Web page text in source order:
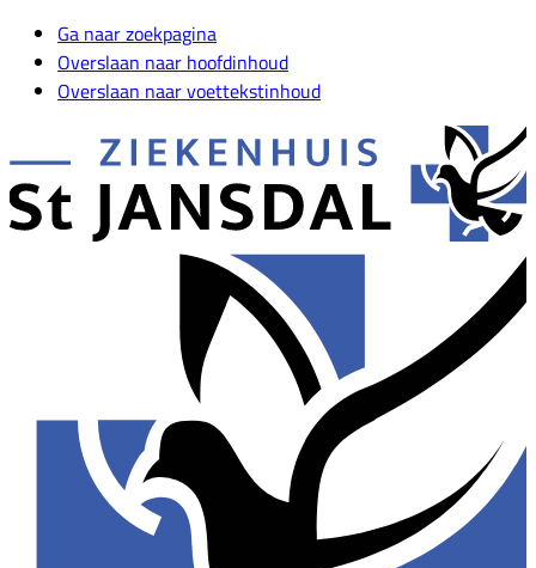
Ga naar zoekpagina
Overslaan naar hoofdinhoud
Overslaan naar voettekstinhoud